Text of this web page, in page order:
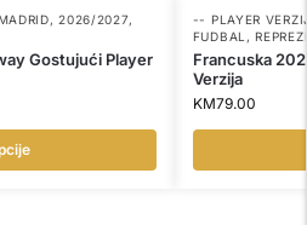
,2026/2027,
Gostujući Player
-- PLAYER
FUDBAL ,
Francuska
Verzija
KM79.00